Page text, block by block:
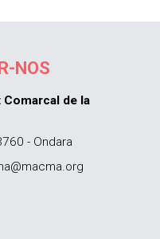
NOS
Comarcal de la
- Ondara